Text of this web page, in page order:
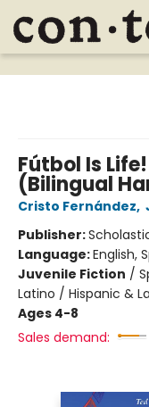
Content Bookstore
Fútbol Is
(Bilingual
Cristo Fernández,
Publisher:
Language:English,
Juvenile Fiction /
Latino / Hispanic &
Ages 4-8
Sales demand: